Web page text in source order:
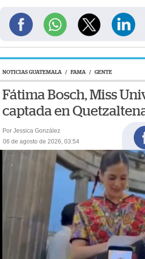
NOTICIAS GUATEMALA / FAMA / GENTE
Fátima Bosch, Miss
captada en
Por Jessica González
06 de agosto de 2026, 03:54